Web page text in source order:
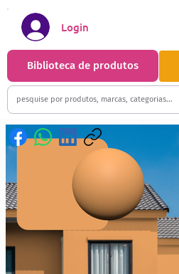
Biblioteca de produtos
Login